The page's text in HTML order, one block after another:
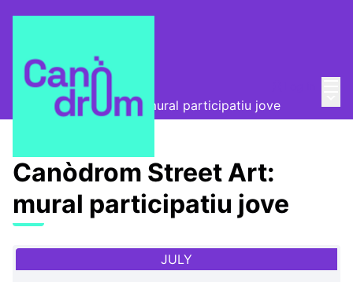
Canòdrom Obert
Canòdrom Street Art: mural participatiu jove
Canòdrom Street Art:
mural participatiu jove
JULY